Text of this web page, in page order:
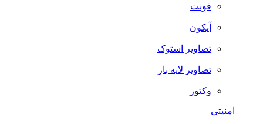
فونت
آیکون
تصاویر استوک
تصاویر لایه باز
وکتور
امنیتی